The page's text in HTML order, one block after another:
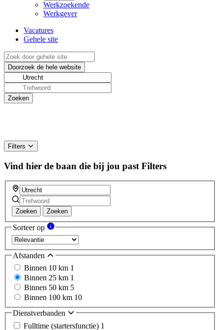
Werkzoekende
Werkgever
Vacatures
Gehele site
Filters
Vind hier de baan die bij jou past Filters
Zoeken Zoeken
Sorteer op
Afstanden
Binnen 10 km 1
Binnen 25 km 1
Binnen 50 km 5
Binnen 100 km 10
Dienstverbanden
Fulltime (startersfunctie) 1